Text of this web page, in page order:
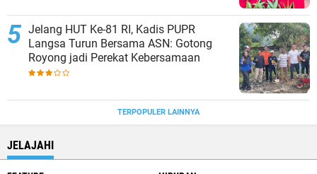
Jelang HUT Ke-81 RI, Kadis PUPR
Langsa Turun Bersama ASN: Gotong
Royong jadi Perekat Kebersamaan
TERPOPULER LAINNYA
JELAJAHI